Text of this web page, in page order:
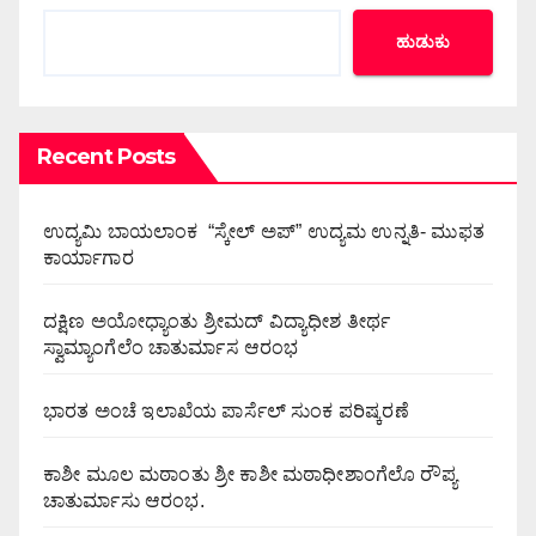
ಹುಡುಕು
Recent Posts
ಉದ್ಯಮಿ ಬಾಯಲಾಂಕ “ಸ್ಕೇಲ್ ಅಪ್” ಉದ್ಯಮ ಉನ್ನತಿ- ಮುಫತ
ಕಾರ್ಯಾಗಾರ
ದಕ್ಷಿಣ ಅಯೋಧ್ಯಾಂತು ಶ್ರೀಮದ್ ವಿದ್ಯಾಧೀಶ ತೀರ್ಥ
ಸ್ವಾಮ್ಯಾಂಗೆಲೆಂ ಚಾತುರ್ಮಾಸ ಆರಂಭ
ಭಾರತ ಅಂಚೆ ಇಲಾಖೆಯ ಪಾರ್ಸೆಲ್ ಸುಂಕ ಪರಿಷ್ಕರಣೆ
ಕಾಶೀ ಮೂಲ ಮಠಾಂತು ಶ್ರೀ ಕಾಶೀ ಮಠಾಧೀಶಾಂಗೆಲೊ ರೌಪ್ಯ
ಚಾತುರ್ಮಾಸು ಆರಂಭ.